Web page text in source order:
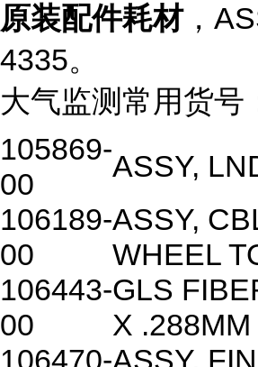
原装配件耗材，
4335。
大气监测常用货号
105869-
00
ASSY,
106189-
00
ASSY,
WHEEL
106443-
00
GLS
X .288MM
106470-ASSY,